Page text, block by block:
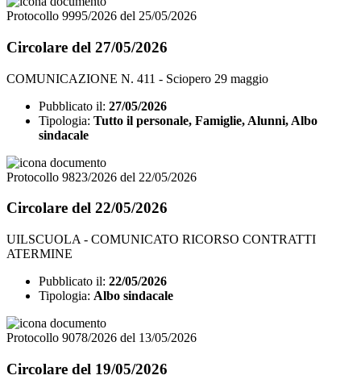
Protocollo 9995/2026 del 25/05/2026
Circolare del 27/05/2026
COMUNICAZIONE N. 411 - Sciopero 29 maggio
Pubblicato il: 27/05/2026
Tipologia: Tutto il personale, Famiglie, Alunni, Albo
sindacale
Protocollo 9823/2026 del 22/05/2026
Circolare del 22/05/2026
UILSCUOLA - COMUNICATO RICORSO CONTRATTI
ATERMINE
Pubblicato il: 22/05/2026
Tipologia: Albo sindacale
Protocollo 9078/2026 del 13/05/2026
Circolare del 19/05/2026